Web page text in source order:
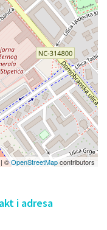
| ©OpenStreetMapcontributors
i adresa